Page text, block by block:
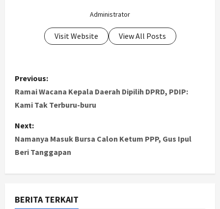
Administrator
Visit Website View All Posts
P
o
t
n
a
v
Previous:
Ramai Wacana Kepala Daerah Dipilih DPRD, PDIP:
Kami Tak Terburu-buru
Next:
Namanya Masuk Bursa Calon Ketum PPP, Gus Ipul
Beri Tanggapan
BERITA TERKAIT